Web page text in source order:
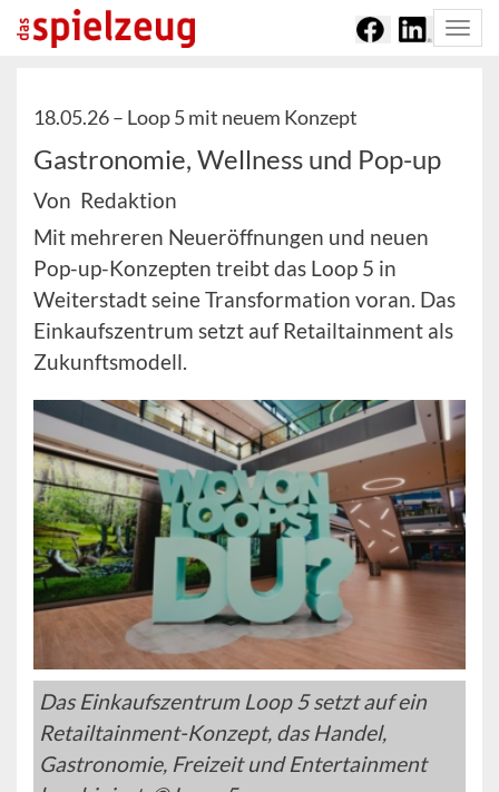
18.05.26 – Loop 5 mit neuem Konzept
Gastronomie, Wellness und Pop-up
Von Redaktion
Mit mehreren Neueröffnungen und neuen
Pop-up-Konzepten treibt das Loop 5 in
Weiterstadt seine Transformation voran. Das
Einkaufszentrum setzt auf Retailtainment als
Zukunftsmodell.
Das Einkaufszentrum Loop 5 setzt auf ein
Retailtainment-Konzept, das Handel,
Gastronomie, Freizeit und Entertainment